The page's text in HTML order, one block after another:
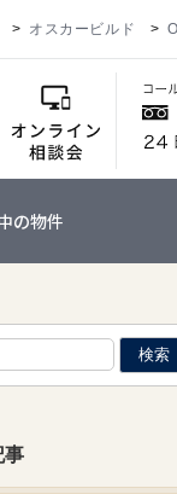
オスカービルド
の物件
事